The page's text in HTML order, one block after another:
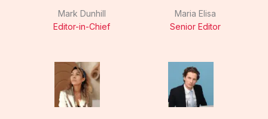
Mark Dunhill
Editor-in-Chief
Maria Elisa
Senior Editor